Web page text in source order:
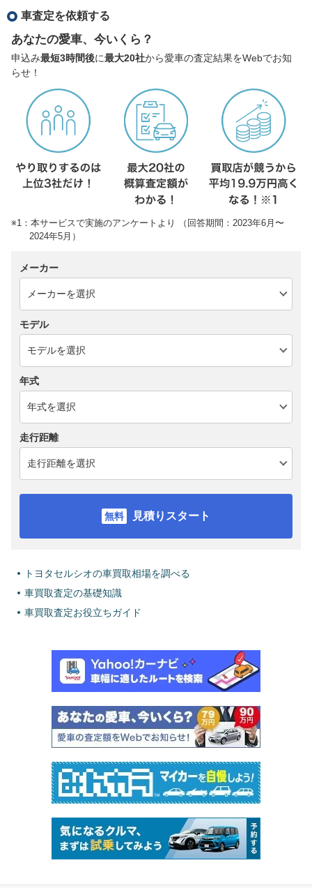
車査定を依頼する
あなたの愛車、今いくら？
申込み最短3時間後に最大20社から愛車の査定結果をWebでお知
らせ！
※1：本サービスで実施のアンケートより （回答期間：2023年6月〜
2024年5月）
メーカー
モデル
年式
走行距離
見積りスタート
トヨタセルシオの車買取相場を調べる
車買取査定の基礎知識
車買取査定お役立ちガイド